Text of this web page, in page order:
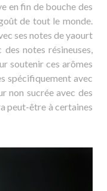
en fin de bouche des
de tout le monde.
ses notes de yaourt
notes résineuses,
soutenir ces arômes
spécifiquement avec
non sucrée avec des
peut-être à certaines